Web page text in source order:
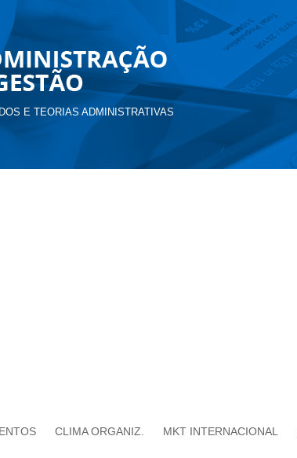
E TEORIAS ADMINISTRATIVAS
CLIMA ORGANIZ. MKT INTERNACIONAL